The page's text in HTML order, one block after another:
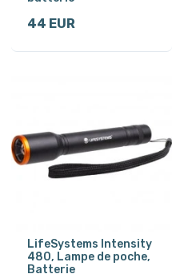
44 EUR
LifeSystems Intensity
480, Lampe de poche,
Batterie